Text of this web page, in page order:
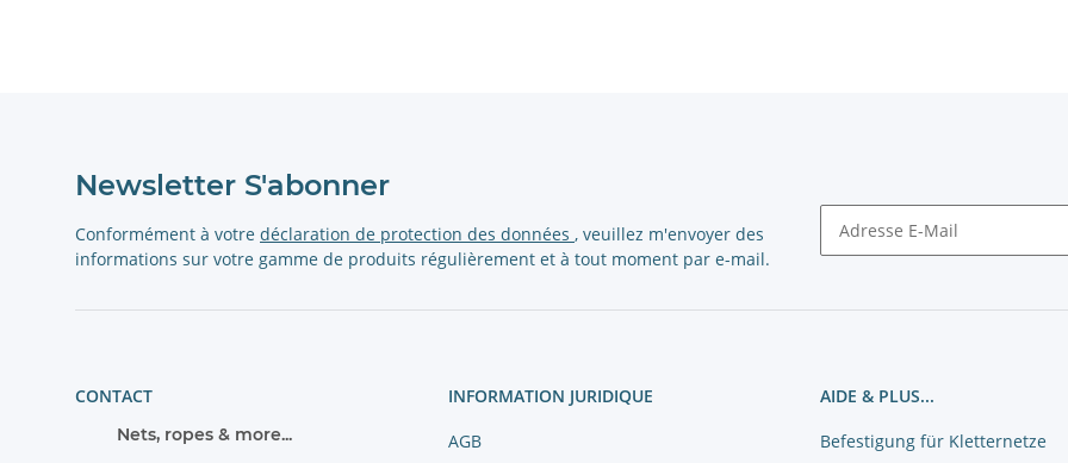
Newsletter S'abonner
Conformément à votre déclaration de protection des données , veuillez m'envoyer des
informations sur votre gamme de produits régulièrement et à tout moment par e-mail.
CONTACT
Nets, ropes & more...
INFORMATION JURIDIQUE
AGB
AIDE & PLUS...
Befestigung für Kletternetze